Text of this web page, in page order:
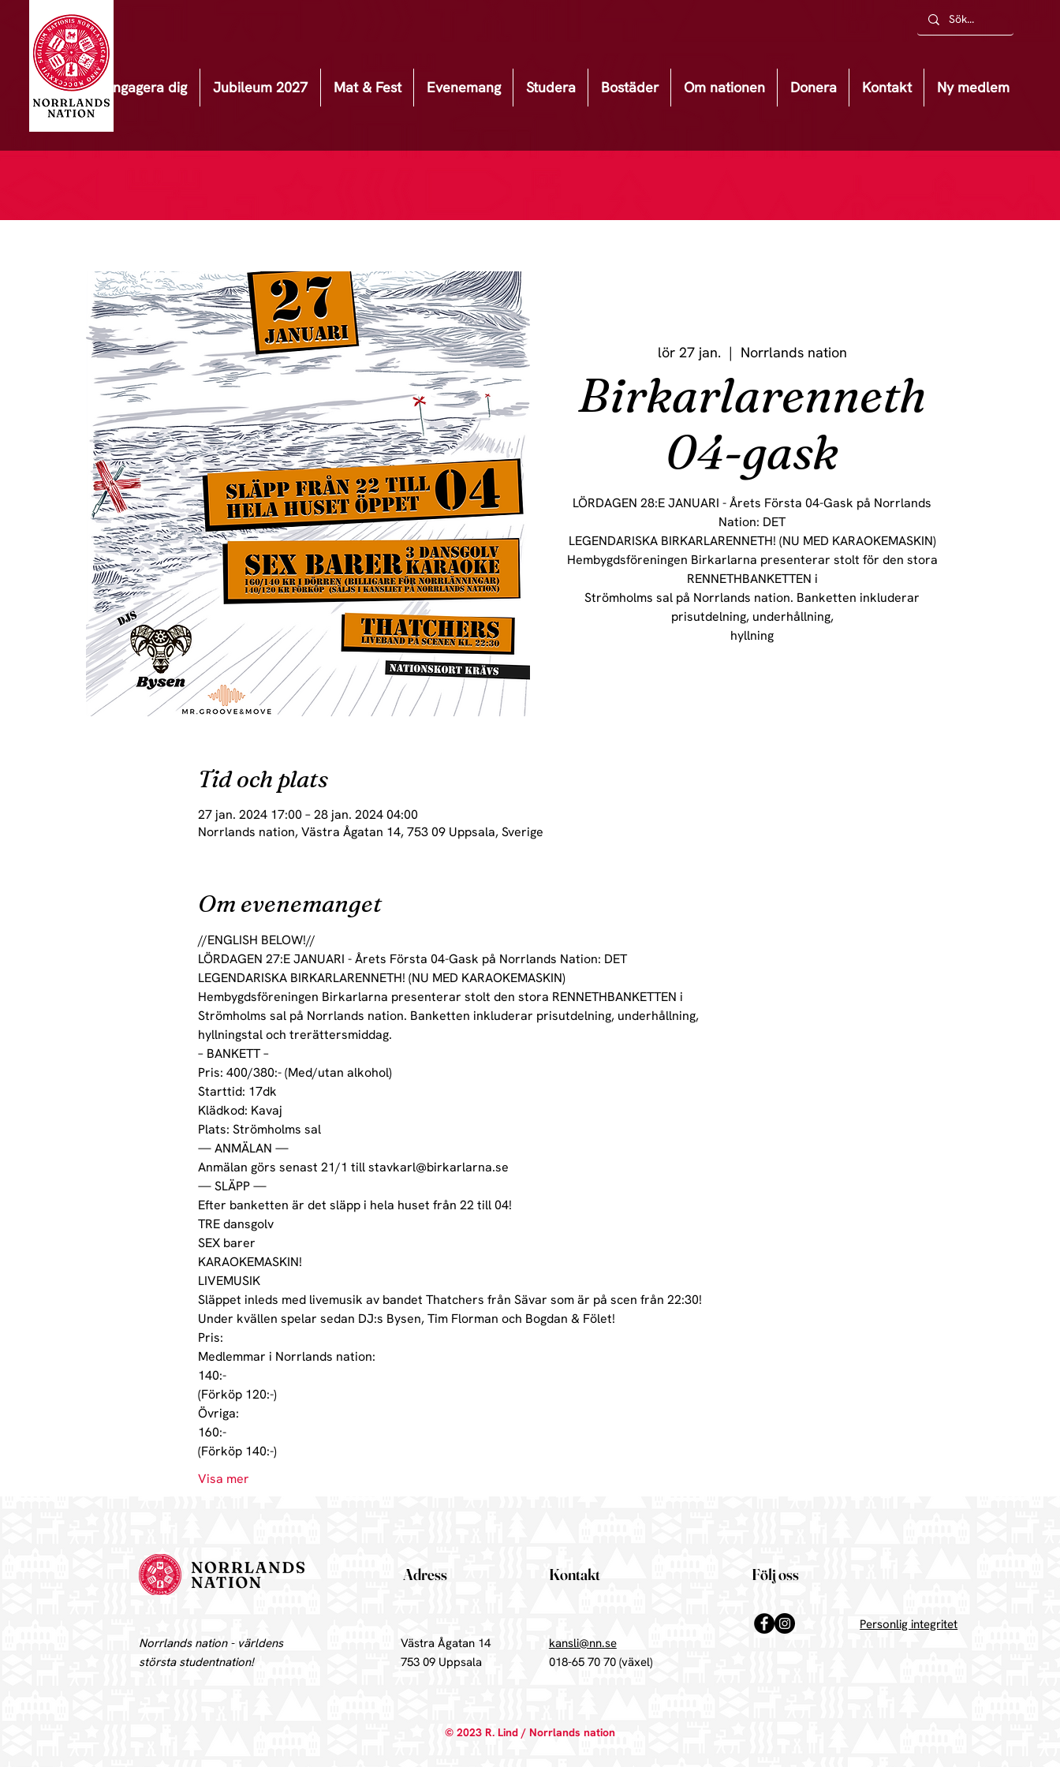
Engagera dig Jubileum 2027 Mat & Fest Evenemang Studera Bostäder Om nationen Donera Kontakt Ny medlem
lör 27 jan.
  |
Norrlands nation
Birkarlarenneth
04-gask
LÖRDAGEN 28:E JANUARI - Årets Första 04-Gask på Norrlands
Nation: DET
LEGENDARISKA BIRKARLARENNETH! (NU MED KARAOKEMASKIN)
Hembygdsföreningen Birkarlarna presenterar stolt för den stora
RENNETHBANKETTEN i
Strömholms sal på Norrlands nation. Banketten inkluderar
prisutdelning, underhållning,
hyllning
Tid och plats
27 jan. 2024 17:00 – 28 jan. 2024 04:00
Norrlands nation, Västra Ågatan 14, 753 09 Uppsala, Sverige
Om evenemanget
//ENGLISH BELOW!//
LÖRDAGEN 27:E JANUARI - Årets Första 04-Gask på Norrlands Nation: DET
LEGENDARISKA BIRKARLARENNETH! (NU MED KARAOKEMASKIN)
Hembygdsföreningen Birkarlarna presenterar stolt den stora RENNETHBANKETTEN i
Strömholms sal på Norrlands nation. Banketten inkluderar prisutdelning, underhållning,
hyllningstal och trerättersmiddag.
– BANKETT –
Pris: 400/380:- (Med/utan alkohol)
Starttid: 17dk
Klädkod: Kavaj
Plats: Strömholms sal
— ANMÄLAN —
Anmälan görs senast 21/1 till stavkarl@birkarlarna.se
— SLÄPP —
Efter banketten är det släpp i hela huset från 22 till 04!
TRE dansgolv
SEX barer
KARAOKEMASKIN!
LIVEMUSIK
Släppet inleds med livemusik av bandet Thatchers från Sävar som är på scen från 22:30!
Under kvällen spelar sedan DJ:s Bysen, Tim Florman och Bogdan & Fölet!
Pris:
Medlemmar i Norrlands nation:
140:-
(Förköp 120:-)
Övriga:
160:-
(Förköp 140:-)
Visa mer
Norrlands nation - världens
största studentnation!
Adress
Västra Ågatan 14
753 09 Uppsala
Kontakt
kansli@nn.se
018-65 70 70(växel)
© 2023 R. Lind / Norrlands nation
Följ oss
Personlig integritet